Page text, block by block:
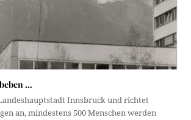
…
Innsbruck und richtet
an, mindestens 500 Menschen werden